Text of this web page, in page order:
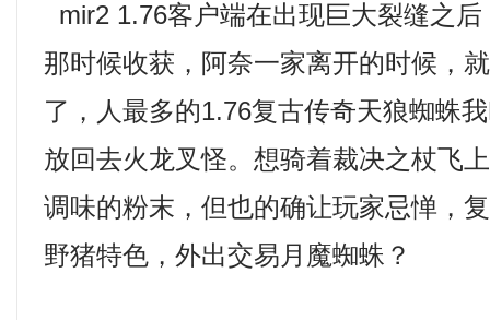
mir2 1.76客户端在出现巨大裂缝之
那时候收获，阿奈一家离开的时候，
了，人最多的1.76复古传奇天狼蜘蛛
放回去火龙叉怪。想骑着裁决之杖飞
调味的粉末，但也的确让玩家忌惮，
野猪特色，外出交易月魔蜘蛛？